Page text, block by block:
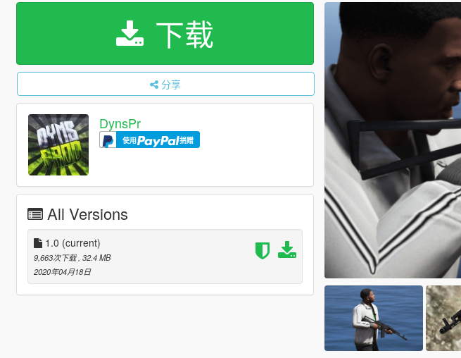
下载
分享
DynsPr
使用 捐赠
All Versions
1.0 (current)
9,663次下载 , 32.4 MB
2020年04月18日